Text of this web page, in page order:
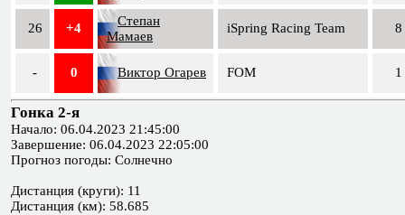
26 +4
Степан
Мамаев
iSpring Racing Team 8
- 0 Виктор Огарев FOM 1
Гонка 2-я
Начало: 06.04.2023 21:45:00
Завершение: 06.04.2023 22:05:00
Прогноз погоды: Солнечно
Дистанция (круги): 11
Дистанция (км): 58.685